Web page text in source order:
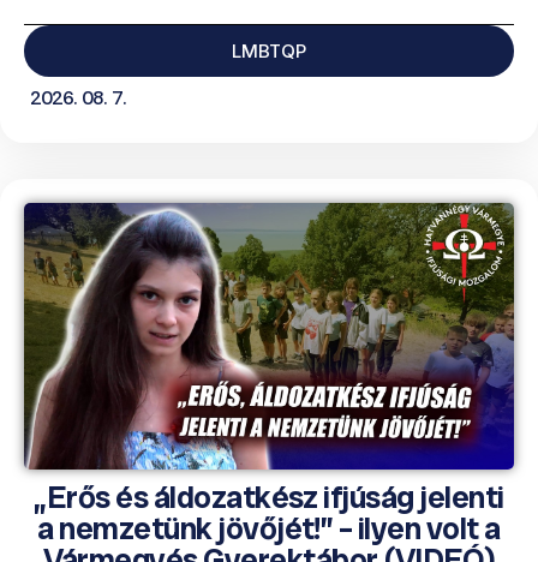
LMBTQP
2026. 08. 7.
„Erős és áldozatkész ifjúság jelenti
a nemzetünk jövőjét!” – ilyen volt a